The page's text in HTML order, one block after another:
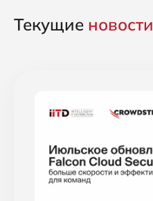
Текущие новости